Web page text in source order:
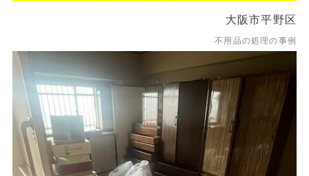
大阪市平野区
不用品の処理の事例